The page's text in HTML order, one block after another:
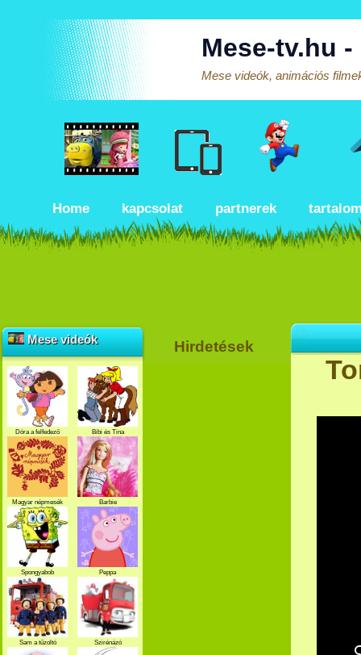
Mese-tv.hu
Mese videók, animációs
Home kapcsolat partnerek
Mese videók
Dóra a felfedező Bibi és Tina
Magyar népmesék Barbie
Spongyabob Peppa
Sam a tűzoltó
Szirénázó
szupercsapat
Hirdetések